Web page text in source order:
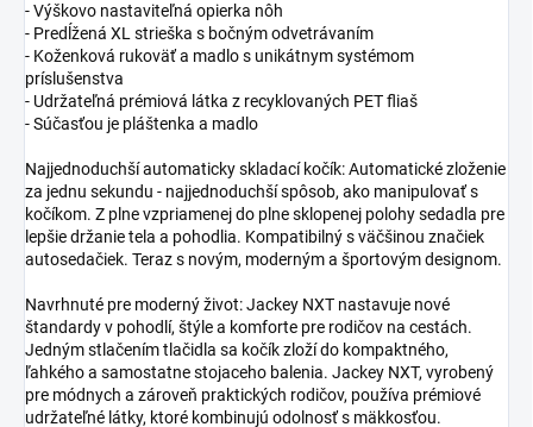
- Výškovo nastaviteľná opierka nôh
- Predĺžená XL strieška s bočným odvetrávaním
- Koženková rukoväť a madlo s unikátnym systémom
príslušenstva
- Udržateľná prémiová látka z recyklovaných PET fliaš
- Súčasťou je pláštenka a madlo
Najjednoduchší automaticky skladací kočík: Automatické zloženie
za jednu sekundu - najjednoduchší spôsob, ako manipulovať s
kočíkom. Z plne vzpriamenej do plne sklopenej polohy sedadla pre
lepšie držanie tela a pohodlia. Kompatibilný s väčšinou značiek
autosedačiek. Teraz s novým, moderným a športovým designom.
Navrhnuté pre moderný život: Jackey NXT nastavuje nové
štandardy v pohodlí, štýle a komforte pre rodičov na cestách.
Jedným stlačením tlačidla sa kočík zloží do kompaktného,
ľahkého a samostatne stojaceho balenia. Jackey NXT, vyrobený
pre módnych a zároveň praktických rodičov, používa prémiové
udržateľné látky, ktoré kombinujú odolnosť s mäkkosťou.